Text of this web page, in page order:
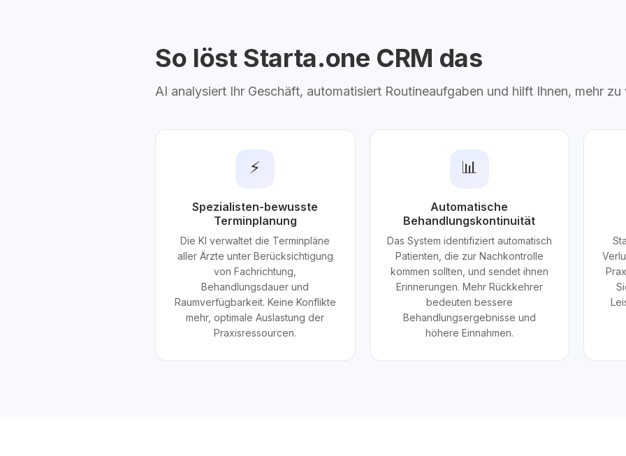
So löst Starta.one CRM das
AI analysiert Ihr Geschäft, automatisiert Routineaufgaben und hilft Ihnen, mehr zu
⚡
Spezialisten-bewusste
Terminplanung
Die KI verwaltet die Terminpläne
aller Ärzte unter Berücksichtigung
von Fachrichtung,
Behandlungsdauer und
Raumverfügbarkeit. Keine Konflikte
mehr, optimale Auslastung der
Praxisressourcen.
📊
Automatische
Behandlungskontinuität
Das System identifiziert automatisch
Patienten, die zur Nachkontrolle
kommen sollten, und sendet ihnen
Erinnerungen. Mehr Rückkehrer
bedeuten bessere
Behandlungsergebnisse und
höhere Einnahmen.